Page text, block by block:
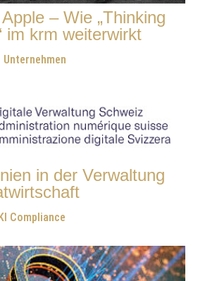
– Wie „Thinking
im krm weiterwirkt
Unternehmen
in der Verwaltung
Compliance